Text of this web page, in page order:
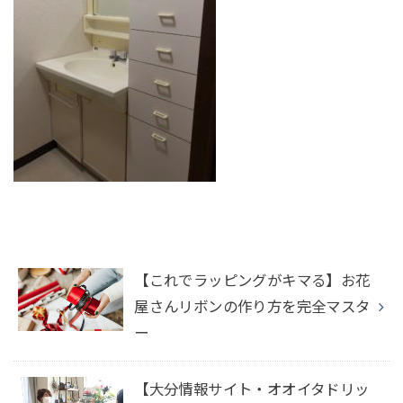
【これでラッピングがキマる】お花
屋さんリボンの作り方を完全マスタ
ー
【大分情報サイト・オオイタドリッ